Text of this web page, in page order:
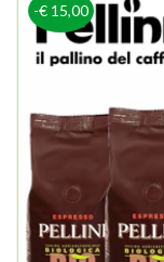
-€ 15,00